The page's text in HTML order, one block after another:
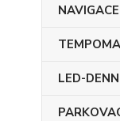
NAVIGACE
LED-